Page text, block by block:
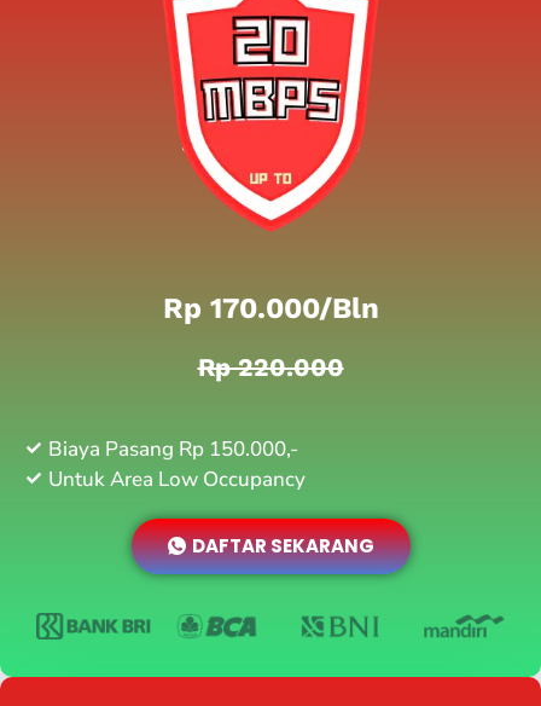
Rp 170.000/bln
Rp 220.000
Biaya Pasang Rp 150.000,-
Untuk Area Low Occupancy
DAFTAR SEKARANG